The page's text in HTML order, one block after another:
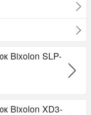
Bixolon SLP-
Bixolon XD3-